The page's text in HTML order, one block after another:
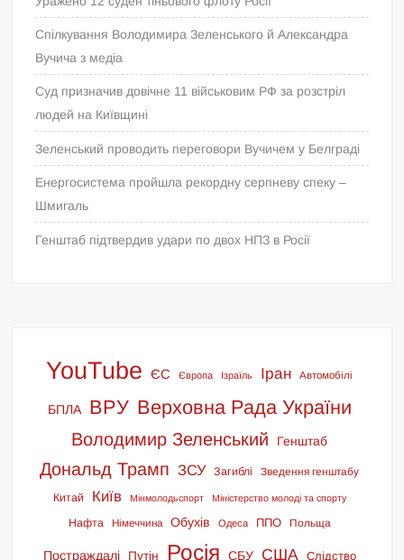
Спілкування Володимира Зеленського й Александра
Вучича з медіа
Суд призначив довічне 11 військовим РФ за розстріл
людей на Київщині
Зеленський проводить переговори Вучичем у Белграді
Енергосистема пройшла рекордну серпневу спеку –
Шмигаль
Генштаб підтвердив удари по двох НПЗ в Росії
YouTube ЄС Європа Ізраїль Іран Автомобілі
БПЛА ВРУ Верховна Рада України
Володимир Зеленський Генштаб
Дональд Трамп ЗСУ Загиблі Зведення генштабу
Китай Київ Мінмолодьспорт Міністерство молоді та спорту
Нафта Німеччина Обухів Одеса ППО Польща
Постраждалі Путін Росія СБУ США Слідство